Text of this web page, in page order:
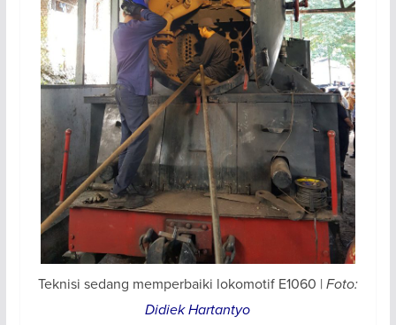
Teknisi sedang memperbaiki lokomotif E1060 | Foto:
Didiek Hartantyo